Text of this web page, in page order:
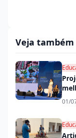
Veja também
01/